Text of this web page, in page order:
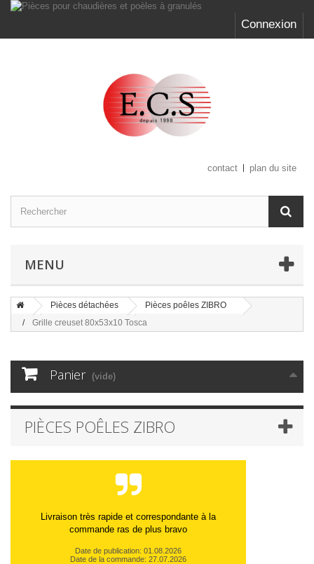
Connexion
contact plan du site
MENU
Pièces détachées
Pièces poêles ZIBRO
Grille creuset 80x53x10 Tosca
Panier (vide)
PIÈCES POÊLES ZIBRO
Livraison très rapide et correspondante à la
commande ras de plus bravo
Date de publication: 01.08.2026
Date de la commande: 27.07.2026